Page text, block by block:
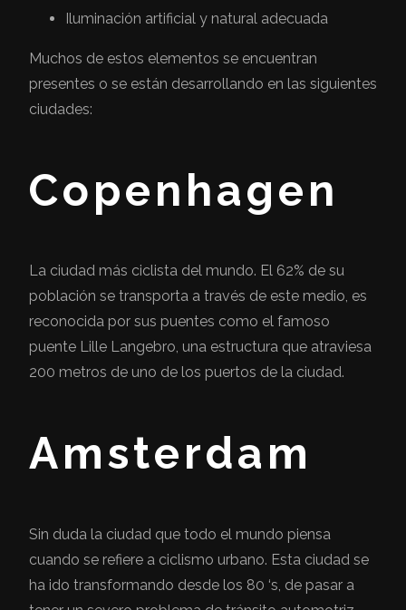
Iluminación artificial y natural adecuada
Muchos de estos elementos se encuentran
presentes o se están desarrollando en las siguientes
ciudades:
Copenhagen
La ciudad más ciclista del mundo. El 62% de su
población se transporta a través de este medio, es
reconocida por sus puentes como el famoso
puente Lille Langebro, una estructura que atraviesa
200 metros de uno de los puertos de la ciudad.
Amsterdam
Sin duda la ciudad que todo el mundo piensa
cuando se refiere a ciclismo urbano. Esta ciudad se
ha ido transformando desde los 80 ‘s, de pasar a